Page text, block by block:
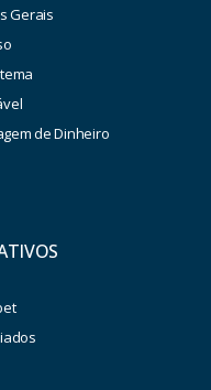
Gerais
de Dinheiro